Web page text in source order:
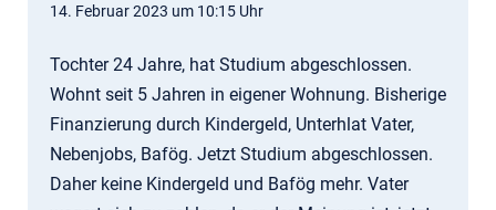
14. Februar 2023 um 10:15 Uhr
Tochter 24 Jahre, hat Studium abgeschlossen.
Wohnt seit 5 Jahren in eigener Wohnung. Bisherige
Finanzierung durch Kindergeld, Unterhlat Vater,
Nebenjobs, Bafög. Jetzt Studium abgeschlossen.
Daher keine Kindergeld und Bafög mehr. Vater